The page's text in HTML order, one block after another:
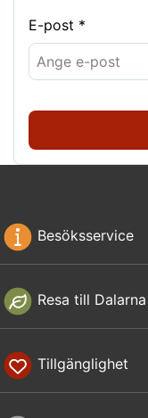
E-post *
Besöksservice
Resa till Dalarna
Tillgänglighet